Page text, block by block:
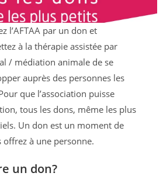
l’AFTAA par un don et
à la thérapie assistée par
/ médiation animale de se
auprès des personnes les
que l’association puisse
tous les dons, même les plus
Un don est un moment de
à une personne.
un don?